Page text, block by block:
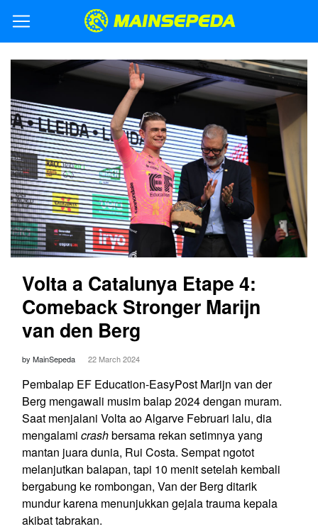
Volta a Catalunya Etape 4:
Comeback Stronger Marijn
van den Berg
by MainSepeda 22 March 2024
Pembalap EF Education-EasyPost Marijn van der
Berg mengawali musim balap 2024 dengan muram.
Saat menjalani Volta ao Algarve Februari lalu, dia
mengalami crashbersama rekan setimnya yang
mantan juara dunia, Rui Costa. Sempat ngotot
melanjutkan balapan, tapi 10 menit setelah kembali
bergabung ke rombongan, Van der Berg ditarik
mundur karena menunjukkan gejala trauma kepala
akibat tabrakan.